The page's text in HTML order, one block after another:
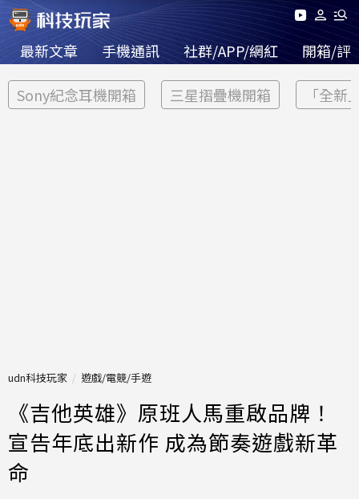
最新文章 手機通訊 社群/APP/網紅 開箱/評
Sony紀念耳機開箱 三星摺疊機開箱 「全新
udn科技玩家 遊戲/電競/手遊
《吉他英雄》原班人馬重啟品牌！
宣告年底出新作 成為節奏遊戲新革
命